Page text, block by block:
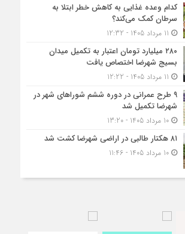
کدام وعده غذایی به کاهش خطر ابتلا به
سرطان کمک می‌کند؟
۲۸۰ میلیارد تومان اعتبار به تکمیل میدان
بسیج شهرضا اختصاص یافت
۹ طرح عمرانی در دوره ششم شوراهای شهر در
شهرضا تکمیل شد
10 مرداد 1405 - 13:20
۸۱ هکتار طالبی در اراضی شهرضا کشت شد
10 مرداد 1405 - 11:46